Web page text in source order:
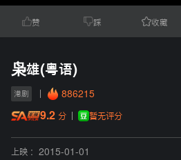
赞 踩 收藏
枭雄(粤语)
港剧 886215
9.2 分 暂无评分
上映 :
2015-01-01